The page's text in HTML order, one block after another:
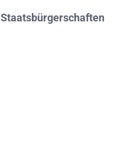
Staatsbürgerschaften